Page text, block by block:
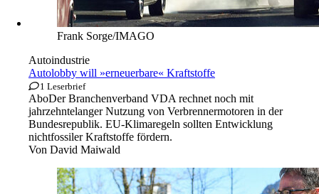
Frank Sorge/IMAGO
Autoindustrie
Autolobby will »erneuerbare« Kraftstoffe
1 Leserbrief
AboDer Branchenverband VDA rechnet noch mit
jahrzehntelanger Nutzung von Verbrennermotoren in der
Bundesrepublik. EU-Klimaregeln sollten Entwicklung
nichtfossiler Kraftstoffe fördern.
Von David Maiwald